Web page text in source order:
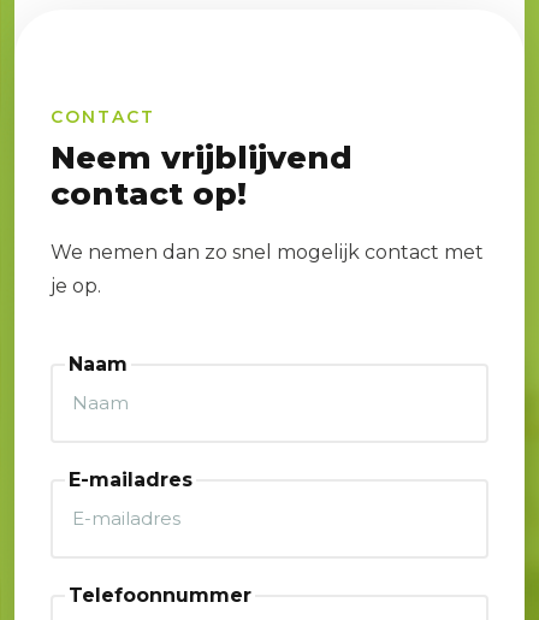
CONTACT
Neem vrijblijvend
contact op!
We nemen dan zo snel mogelijk contact met
je op.
Naam
E-mailadres
Telefoonnummer